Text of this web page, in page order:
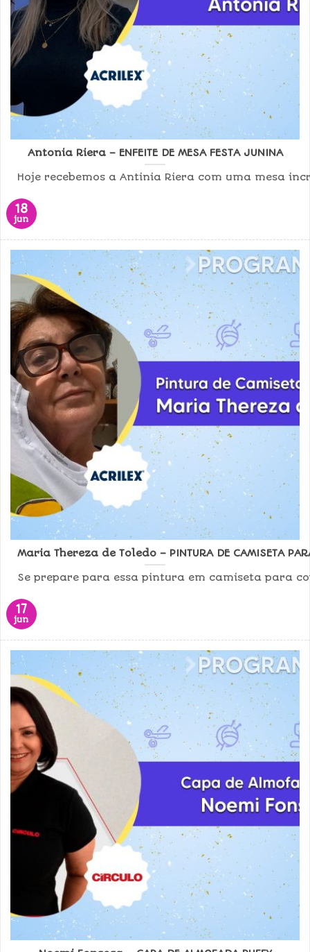
Antonia Riera – ENFEITE DE MESA FESTA JUNINA
Hoje recebemos a Antinia Riera com uma mesa
18
jun
Maria Thereza de Toledo – PINTURA DE CAMISETA
Se prepare para essa pintura em camiseta para
17
jun